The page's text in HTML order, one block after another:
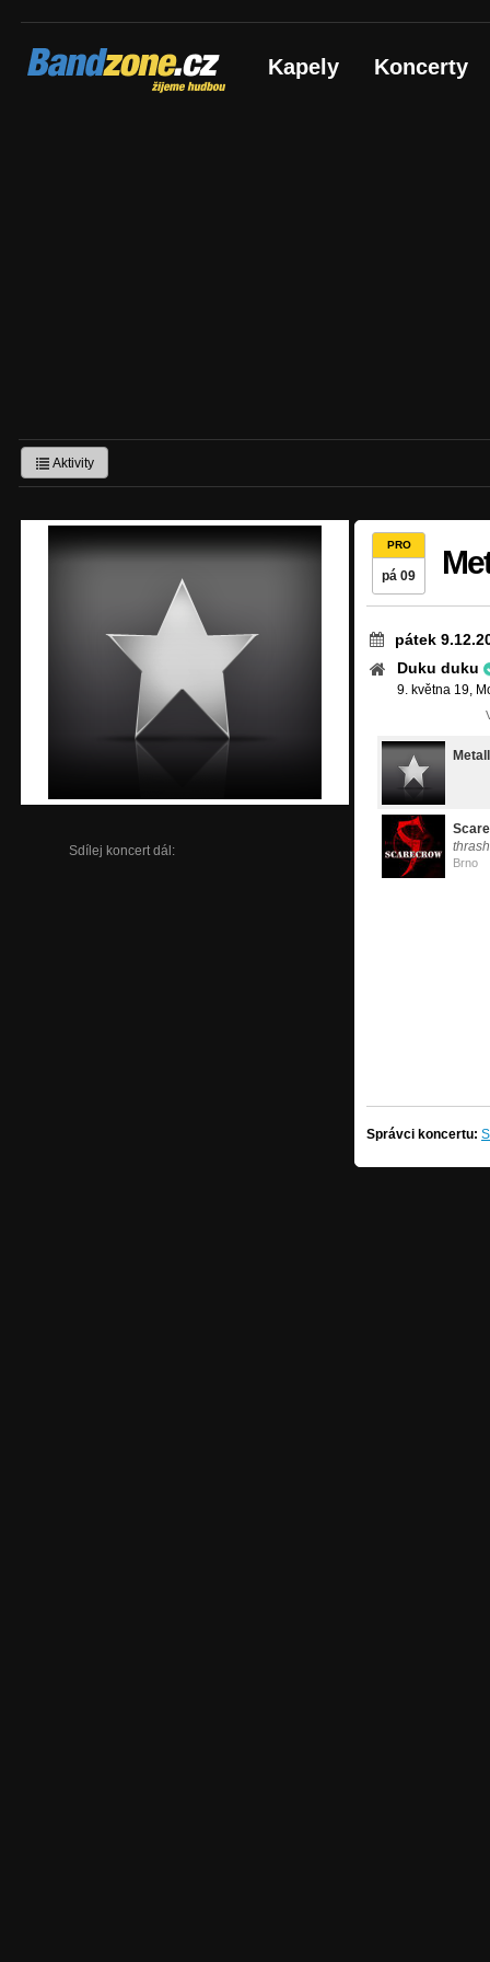
Bandzone.cz
žijeme hudbou Kapely Koncerty
Aktivity
Sdílej koncert dál:
PRO
pá 09
pátek
Duku duku
9. května 19,
Brno
Správci koncertu: